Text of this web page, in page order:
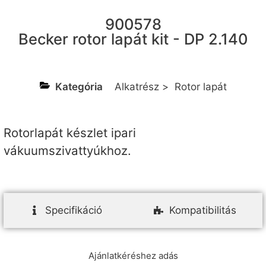
900578
Becker rotor lapát kit - DP 2.140
Kategória Alkatrész > Rotor lapát
Rotorlapát készlet ipari
vákuumszivattyúkhoz.
Specifikáció Kompatibilitás
Ajánlatkéréshez adás